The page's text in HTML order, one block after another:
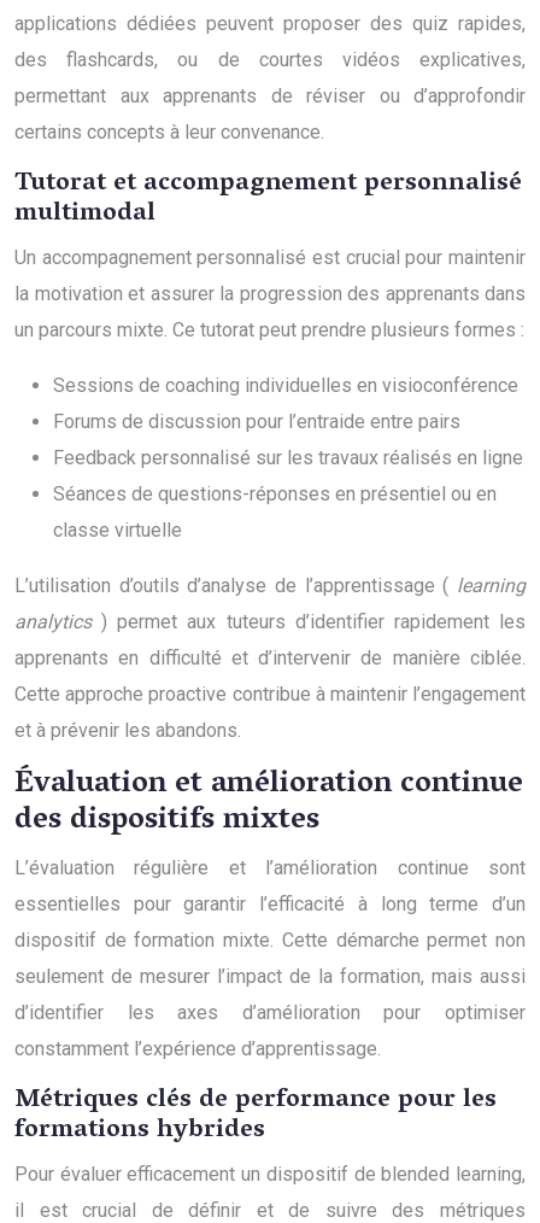
applications dédiées peuvent proposer des quiz rapides,
des flashcards, ou de courtes vidéos explicatives,
permettant aux apprenants de réviser ou d’approfondir
certains concepts à leur convenance.
Tutorat et accompagnement personnalisé
multimodal
Un accompagnement personnalisé est crucial pour maintenir
la motivation et assurer la progression des apprenants dans
un parcours mixte. Ce tutorat peut prendre plusieurs formes :
Sessions de coaching individuelles en visioconférence
Forums de discussion pour l’entraide entre pairs
Feedback personnalisé sur les travaux réalisés en ligne
Séances de questions-réponses en présentiel ou en
classe virtuelle
L’utilisation d’outils d’analyse de l’apprentissage ( learning
analytics) permet aux tuteurs d’identifier rapidement les
apprenants en difficulté et d’intervenir de manière ciblée.
Cette approche proactive contribue à maintenir l’engagement
et à prévenir les abandons.
Évaluation et amélioration continue
des dispositifs mixtes
L’évaluation régulière et l’amélioration continue sont
essentielles pour garantir l’efficacité à long terme d’un
dispositif de formation mixte. Cette démarche permet non
seulement de mesurer l’impact de la formation, mais aussi
d’identifier les axes d’amélioration pour optimiser
constamment l’expérience d’apprentissage.
Métriques clés de performance pour les
formations hybrides
Pour évaluer efficacement un dispositif de blended learning,
il est crucial de définir et de suivre des métriques